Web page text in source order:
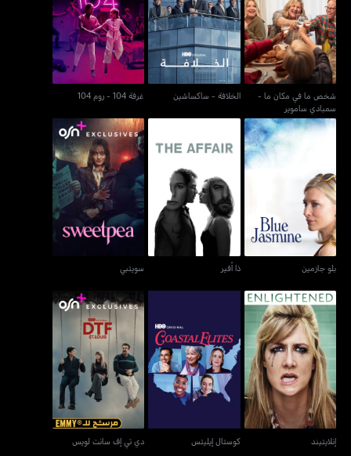
شخص ما في مكان ما -
سمبادي ساموير
شخص ما في مكان ما -
سمبادي ساموير
الخلافة - ساكساشين
الخلافة - ساكساشين
غرفة 104 - روم 104
غرفة 104 - روم 104
بلو جازمين
بلو جازمين
ذا أفير
ذا أفير
سويتبي
سويتبي
إنلايتيند
إنلايتيند
كوستال إيليتس
كوستال إيليتس
دي تي إف سانت لويس
دي تي إف سانت لويس